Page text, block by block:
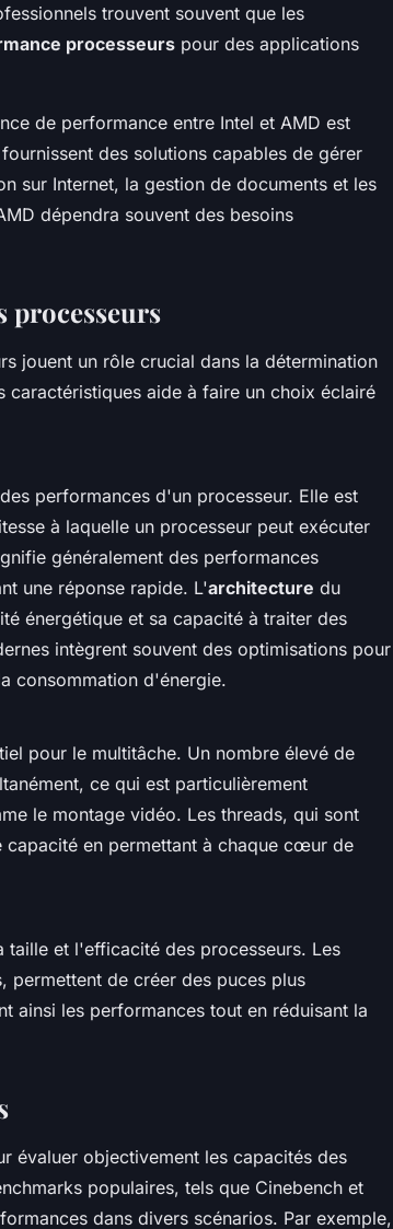
trouvent souvent que les
processeurs pour des applications
de performance entre Intel et AMD est
des solutions capables de gérer
sur Internet, la gestion de documents et les
dépendra souvent des besoins
processeurs
jouent un rôle crucial dans la détermination
aide à faire un choix éclairé
performances d'un processeur. Elle est
à laquelle un processeur peut exécuter
généralement des performances
une réponse rapide. L'architecture du
énergétique et sa capacité à traiter des
intègrent souvent des optimisations pour
consommation d'énergie.
pour le multitâche. Un nombre élevé de
ce qui est particulièrement
le montage vidéo. Les threads, qui sont
capacité en permettant à chaque cœur de
taille et l'efficacité des processeurs. Les
permettent de créer des puces plus
ainsi les performances tout en réduisant la
évaluer objectivement les capacités des
populaires, tels que Cinebench et
dans divers scénarios. Par exemple,